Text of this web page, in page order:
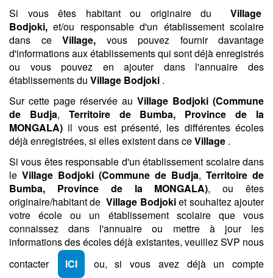
Si vous êtes habitant ou originaire du Village
Bodjoki,et/ou responsable d'un établissement scolaire
dans ce Village, vous pouvez fournir davantage
d'informations aux établissements qui sont déjà enregistrés
ou vous pouvez en ajouter dans l'annuaire des
établissements du Village Bodjoki .
Sur cette page réservée au Village Bodjoki (Commune
de Budja, Territoire de Bumba,
Province de la
MONGALA) il vous est présenté, les différentes écoles
déjà enregistrées, si elles existent dans ceVillage .
Si vous êtes responsable d'un établissement scolaire dans
le Village Bodjoki (Commune de Budja, Territoire de
Bumba,
Province de la MONGALA), ou êtes
originaire/habitant deVillage Bodjokiet souhaitez ajouter
votre école ou un établissement scolaire que vous
connaissez dans l'annuaire ou mettre à jour les
informations des écoles déjà existantes, veuillez SVP nous
contacter
ICI
ou, si vous avez déjà un compte